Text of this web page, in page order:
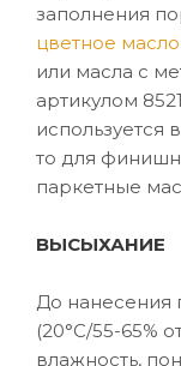
заполнения
цветное
или масла с
артикулом
используется
то для
паркетные
ВЫСЫХАНИЕ
До нанесения
(20°C/55-65%
влажность,